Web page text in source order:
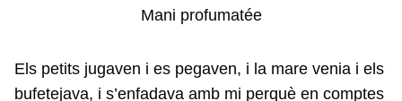
Mani profumatée
Els petits jugaven i es pegaven, i la mare venia i els
bufetejava, i s’enfadava amb mi perquè en comptes